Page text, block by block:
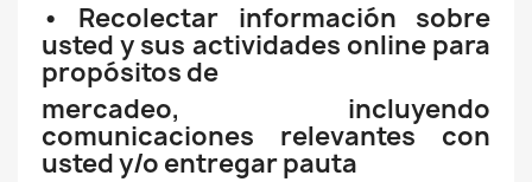
• Recolectar información sobre
usted y sus actividades online para
propósitos de
mercadeo, incluyendo
comunicaciones relevantes con
usted y/o entregar pauta